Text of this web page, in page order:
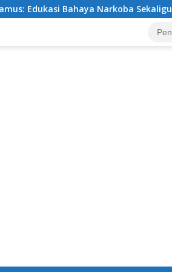
Narkoba Sekaligus Berbagi Sembako